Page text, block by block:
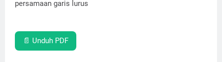
persamaan garis lurus
📄 Unduh PDF